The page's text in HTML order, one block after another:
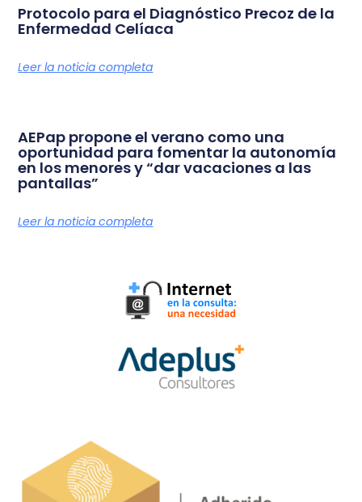
Protocolo para el Diagnóstico Precoz de la
Enfermedad Celíaca
Leer la noticia completa
AEPap propone el verano como una
oportunidad para fomentar la autonomía
en los menores y “dar vacaciones a las
pantallas”
Leer la noticia completa